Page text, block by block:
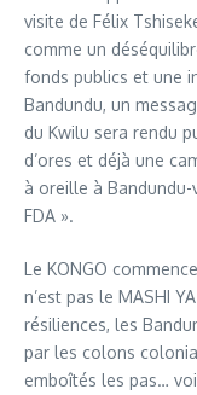
visite de Félix
comme un
fonds publics et une
Bandundu, un
du Kwilu sera rendu
d’ores et déjà une
à oreille à
FDA ».
Le KONGO
n’est pas le MASHI
résiliences, les
par les colons
emboîtés les pas…